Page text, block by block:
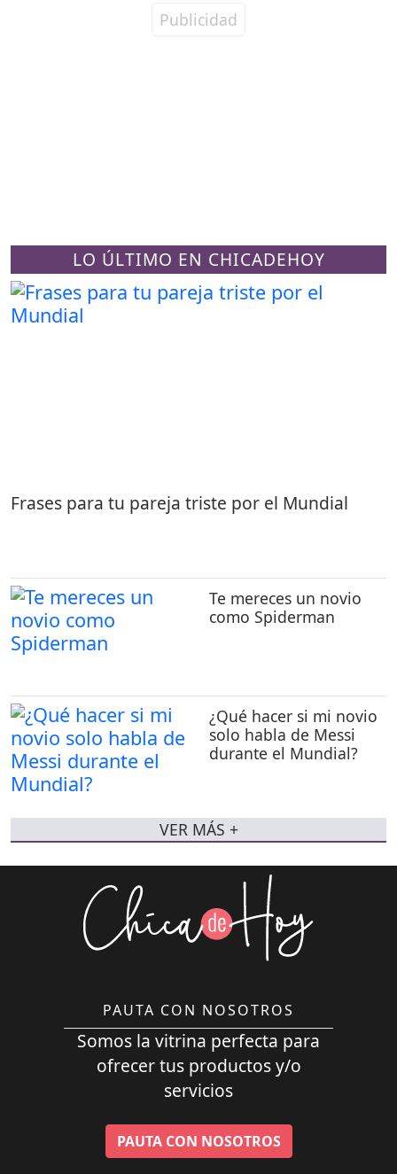
LO ÚLTIMO EN CHICADEHOY
Frases para tu pareja triste por el Mundial
Te mereces un novio
como Spiderman
¿Qué hacer si mi novio
solo habla de Messi
durante el Mundial?
VER MÁS +
PAUTA CON NOSOTROS
Somos la vitrina perfecta para
ofrecer tus productos y/o
servicios
PAUTA CON NOSOTROS